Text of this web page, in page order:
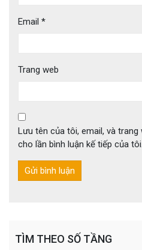
Email *
Trang web
Lưu tên của tôi, email, và
cho lần bình luận kế tiếp của tôi.
TÌM THEO SỐ TẦNG